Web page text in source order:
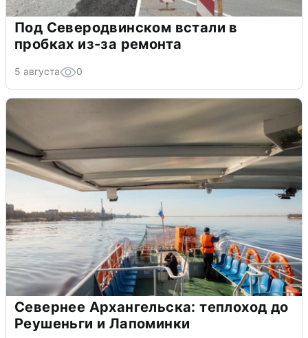
Под Северодвинском встали в
пробках из-за ремонта
5 августа 0
Севернее Архангельска: теплоход до
Реушеньги и Лапоминки